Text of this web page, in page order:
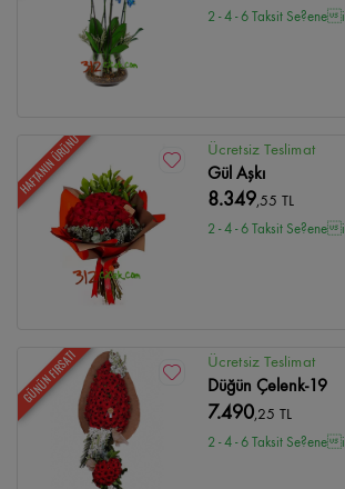
2 - 4 - 6 Taksit Se?enei
HAFTANIN ÜRÜNÜ Ücretsiz Teslimat
Gül Aşkı
8.349,55 TL
2 - 4 - 6 Taksit Se?enei
GÜNÜN FIRSATI Ücretsiz Teslimat
Düğün Çelenk-19
7.490,25 TL
2 - 4 - 6 Taksit Se?enei